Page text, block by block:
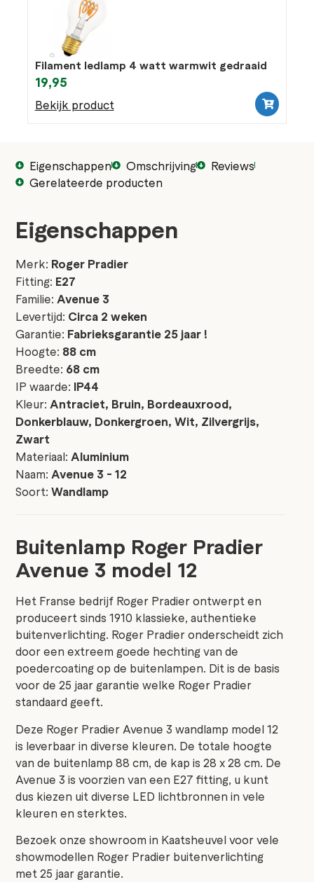
Filament ledlamp 4 watt warmwit gedraaid
19,95
Bekijk product
Eigenschappen Omschrijving
Reviews
Gerelateerde producten
Eigenschappen
Merk: Roger Pradier
Fitting: E27
Familie: Avenue 3
Levertijd: Circa 2 weken
Garantie: Fabrieksgarantie 25 jaar !
Hoogte: 88 cm
Breedte: 68 cm
IP waarde: IP44
Kleur: Antraciet, Bruin, Bordeauxrood,
Donkerblauw, Donkergroen, Wit, Zilvergrijs,
Zwart
Materiaal: Aluminium
Naam: Avenue 3 - 12
Soort:Wandlamp
Buitenlamp Roger Pradier
Avenue 3 model 12
Het Franse bedrijf Roger Pradier ontwerpt en
produceert sinds 1910 klassieke, authentieke
buitenverlichting. Roger Pradier onderscheidt zich
door een extreem goede hechting van de
poedercoating op de buitenlampen. Dit is de basis
voor de 25 jaar garantie welke Roger Pradier
standaard geeft.
Deze Roger Pradier Avenue 3 wandlamp model 12
is leverbaar in diverse kleuren. De totale hoogte
van de buitenlamp 88 cm, de kap is 28 x 28 cm. De
Avenue 3 is voorzien van een E27 fitting, u kunt
dus kiezen uit diverse LED lichtbronnen in vele
kleuren en sterktes.
Bezoek onze showroom in Kaatsheuvel voor vele
showmodellen Roger Pradier buitenverlichting
met 25 jaar garantie.